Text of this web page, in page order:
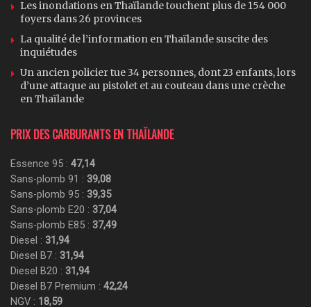
Les inondations en Thaïlande touchent plus de 154 000
foyers dans 26 provinces
La qualité de l’information en Thaïlande suscite des
inquiétudes
Un ancien policier tue 34 personnes, dont 23 enfants, lors
d’une attaque au pistolet et au couteau dans une crèche
en Thaïlande
PRIX DES CARBURANTS EN THAÏLANDE
Essence 95 : 47,14
Sans-plomb 91 : 39,08
Sans-plomb 95 : 39,35
Sans-plomb E20 : 37,04
Sans-plomb E85 : 37,49
Diesel : 31,94
Diesel B7 : 31,94
Diesel B20 : 31,94
Diesel B7 Premium : 42,24
NGV : 18,59